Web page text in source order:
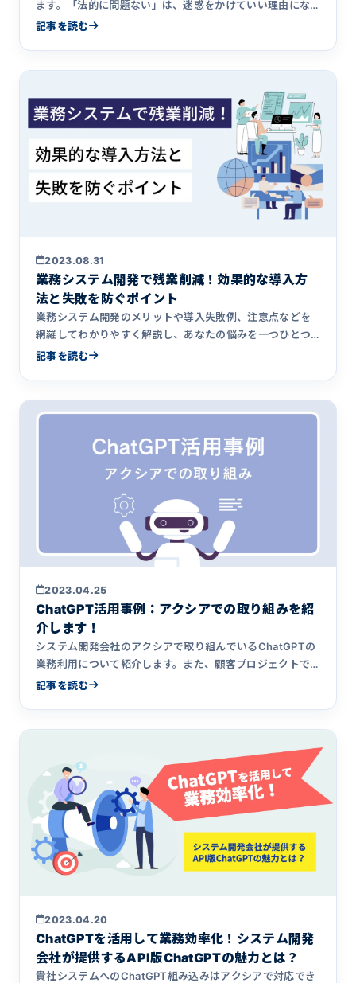
ます。「法的に問題ない」は、迷惑をかけていい理由にな
るのでしょうか。相手を無視した効率化がなぜ信用を失う
記事を読む
2023.08.31
業務システム開発で残業削減！効果的な導入方
法と失敗を防ぐポイント
業務システム開発のメリットや導入失敗例、注意点などを
網羅してわかりやすく解説し、あなたの悩みを一つひとつ
解決します。
記事を読む
2023.04.25
ChatGPT活用事例：アクシアでの取り組みを紹
介します！
システム開発会社のアクシアで取り組んでいるChatGPTの
業務利用について紹介します。また、顧客プロジェクトで
のChatGPTを使った取り組みも紹介します。
記事を読む
2023.04.20
ChatGPTを活用して業務効率化！システム開発
会社が提供するAPI版ChatGPTの魅力とは？
貴社システムへのChatGPT組み込みはアクシアで対応でき